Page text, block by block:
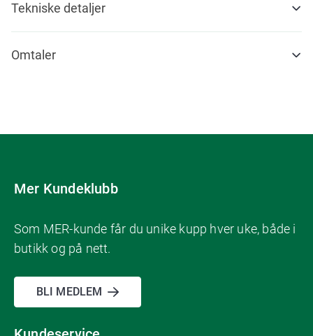
Tekniske detaljer
Omtaler
Mer Kundeklubb
Som MER-kunde får du unike kupp hver uke, både i
butikk og på nett.
BLI MEDLEM